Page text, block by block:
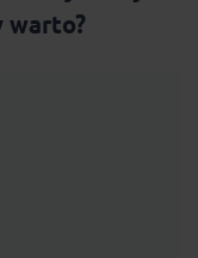
warto?